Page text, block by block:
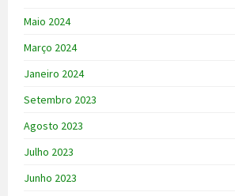
Maio 2024
Março 2024
Janeiro 2024
Setembro 2023
Agosto 2023
Julho 2023
Junho 2023